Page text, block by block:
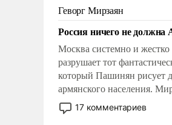
уязвимости США,
Китаем.
Геворг Мирзаян
Россия ничего не должна
Москва системно и жестко
разрушает тот
который Пашинян рисует
армянского населения.
политические прожекты
безусловно оплачиваться за
17 комментариев